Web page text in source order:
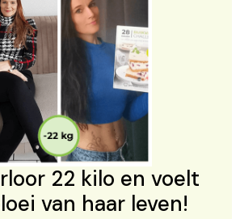
22 kilo en voelt
van haar leven!